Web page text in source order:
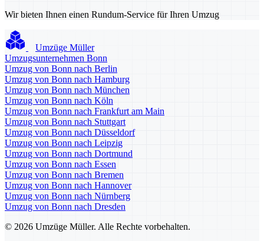
Wir bieten Ihnen einen Rundum-Service für Ihren Umzug
Umzüge Müller
Umzugsunternehmen Bonn
Umzug von Bonn nach Berlin
Umzug von Bonn nach Hamburg
Umzug von Bonn nach München
Umzug von Bonn nach Köln
Umzug von Bonn nach Frankfurt am Main
Umzug von Bonn nach Stuttgart
Umzug von Bonn nach Düsseldorf
Umzug von Bonn nach Leipzig
Umzug von Bonn nach Dortmund
Umzug von Bonn nach Essen
Umzug von Bonn nach Bremen
Umzug von Bonn nach Hannover
Umzug von Bonn nach Nürnberg
Umzug von Bonn nach Dresden
© 2026 Umzüge Müller. Alle Rechte vorbehalten.